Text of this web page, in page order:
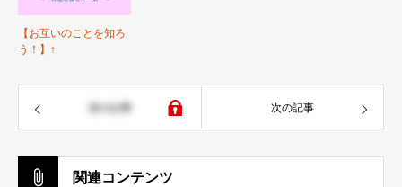
【お互いのことを知ろ
う！】↑
次の記事
関連コンテンツ